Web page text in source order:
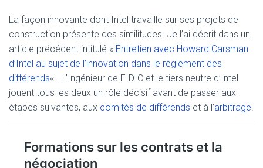
La façon innovante dont Intel travaille sur ses projets de
construction présente des similitudes. Je l’ai décrit dans un
article précédent intitulé « Entretien avec Howard Carsman
d’Intel au sujet de l’innovation dans le règlement des
différends« . L’Ingénieur de FIDIC et le tiers neutre d’Intel
jouent tous les deux un rôle décisif avant de passer aux
étapes suivantes, aux comités de différends et à l’arbitrage.